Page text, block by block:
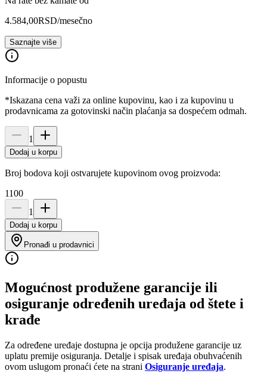
4.584,00RSD/mesečno
Saznajte više
Informacije o popustu
*Iskazana cena važi za online kupovinu, kao i za kupovinu u
prodavnicama za gotovinski način plaćanja sa dospećem odmah.
1
Dodaj u korpu
Broj bodova koji ostvarujete kupovinom ovog proizvoda:
1100
1
Dodaj u korpu
Pronađi u prodavnici
Mogućnost produžene garancije ili
osiguranje određenih uređaja od štete i
krađe
Za određene uređaje dostupna je opcija produžene garancije uz
uplatu premije osiguranja. Detalje i spisak uređaja obuhvaćenih
ovom uslugom pronaći ćete na strani Osiguranje uređaja.